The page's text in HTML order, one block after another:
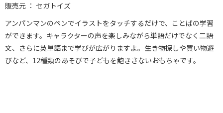
販売元 ： セガトイズ
アンパンマンのペンでイラストをタッチするだけで、ことばの学習
ができます。キャラクターの声を楽しみながら単語だけでなく二語
文、さらに英単語まで学びが広がりますよ。生き物探しや買い物遊
びなど、12種類のあそびで子どもを飽きさないおもちゃです。